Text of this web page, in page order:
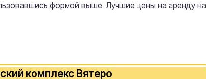
формой выше. Лучшие цены на аренду на
комплекс Вятеро